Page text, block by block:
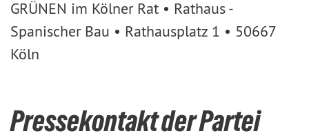
GRÜNEN im Kölner Rat • Rathaus -
Spanischer Bau • Rathausplatz 1 • 50667
Köln
Pressekontakt der Partei